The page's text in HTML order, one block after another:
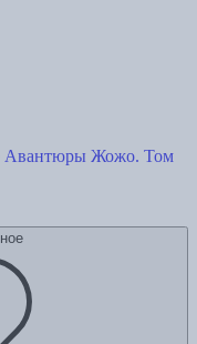
Авантюры Жожо. Том